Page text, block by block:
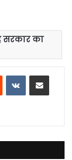
सरकार का
Reddit VKontakteShare via Email